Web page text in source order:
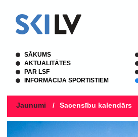
SĀKUMS
AKTUALITĀTES
PAR LSF
INFORMĀCIJA SPORTISTIEM
Jaunumi / Sacensību kalendārs